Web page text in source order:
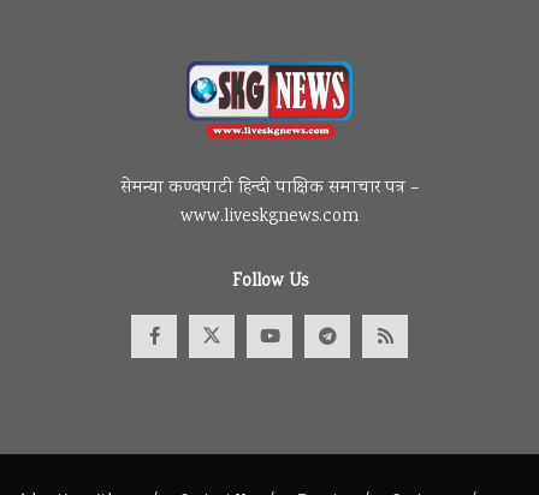
सेमन्या कण्वघाटी हिन्दी पाक्षिक समाचार पत्र –
www.liveskgnews.com
Follow Us